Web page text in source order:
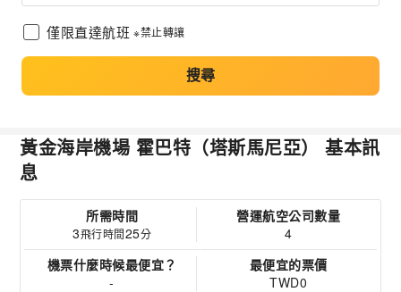
僅限直達航班 ※禁止轉讓
搜尋
黃金海岸機場 霍巴特（塔斯馬尼亞） 基本訊
息
所需時間
3飛行時間25分
營運航空公司數量
4
機票什麼時候最便宜？
-
最便宜的票價
TWD0